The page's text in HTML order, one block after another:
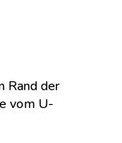
Rand der
vom U-